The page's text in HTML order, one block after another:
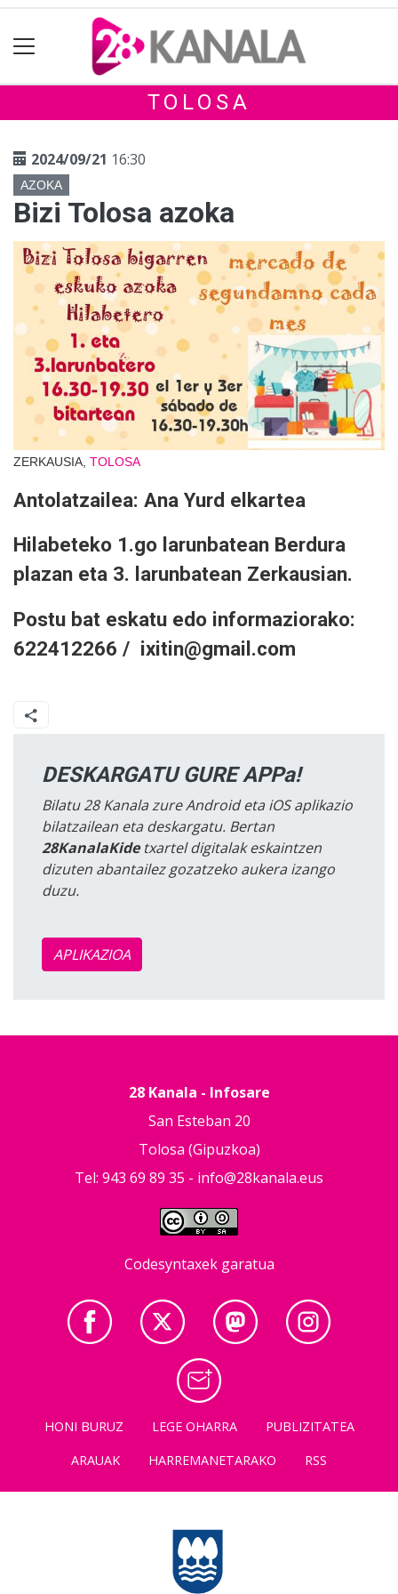
TOLOSA
2024/09/21 16:30
AZOKA
Bizi Tolosa azoka
ZERKAUSIA, TOLOSA
Antolatzailea: Ana Yurd elkartea
Hilabeteko 1.go larunbatean Berdura
plazan eta 3. larunbatean Zerkausian.
Postu bat eskatu edo informaziorako:
622412266 / ixitin@gmail.com
DESKARGATU GURE APPa!
Bilatu 28 Kanala zure Android eta iOS aplikazio
bilatzailean eta deskargatu. Bertan
28KanalaKidetxartel digitalak eskaintzen
dizuten abantailez gozatzeko aukera izango
duzu.
APLIKAZIOA
28 Kanala - Infosare
San Esteban 20
Tolosa (Gipuzkoa)
Tel: 943 69 89 35 - info@28kanala.eus
Codesyntaxek garatua
HONI BURUZ LEGE OHARRA
PUBLIZITATEA
ARAUAK
HARREMANETARAKO RSS